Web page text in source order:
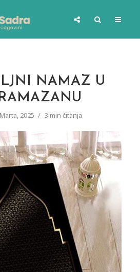
NAMAZ U
2025 3 min čitanja